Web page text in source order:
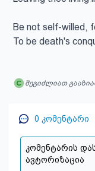
Be not self-willed,
To be death's
შეგიძლიათ
0 კომენტარი